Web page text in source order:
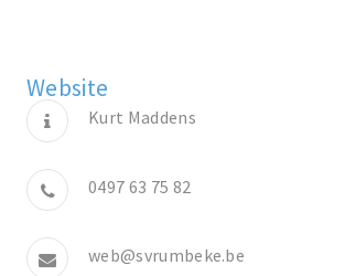
Website
Kurt Maddens
0497 63 75 82
web@svrumbeke.be